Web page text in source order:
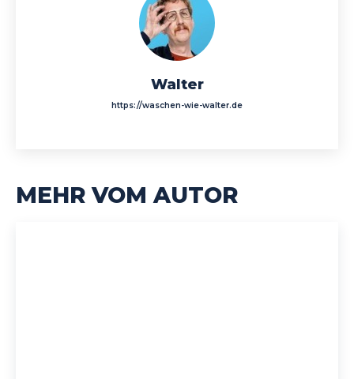
Walter
https://waschen-wie-walter.de
MEHR VOM AUTOR